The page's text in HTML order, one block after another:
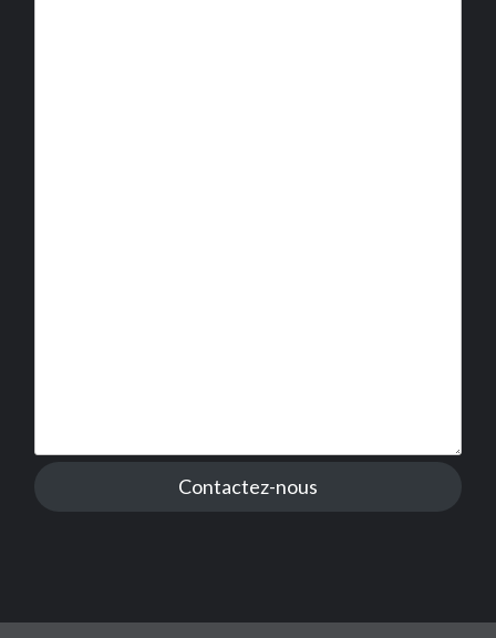
Contactez-nous